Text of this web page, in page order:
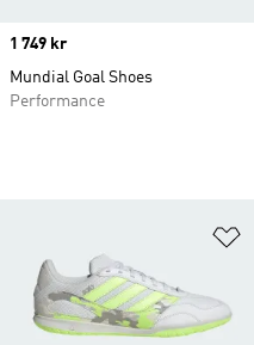
Price
1 749 kr
Mundial Goal Shoes
Performance